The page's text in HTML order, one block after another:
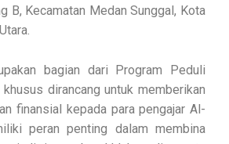
B, Kecamatan Medan Sunggal, Kota
bagian dari Program Peduli
khusus dirancang untuk memberikan
finansial kepada para pengajar Al-
peran penting dalam membina